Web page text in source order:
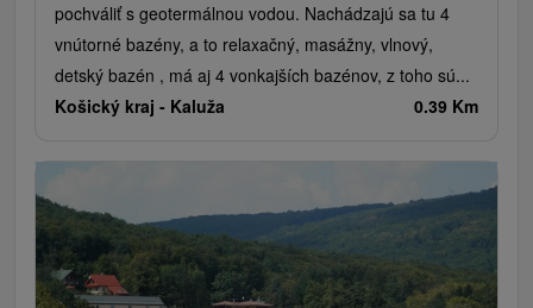
pochváliť s geotermálnou vodou. Nachádzajú sa tu 4
vnútorné bazény, a to relaxačný, masážny, vlnový,
detský bazén , má aj 4 vonkajších bazénov, z toho sú...
Košický kraj - Kaluža 0.39 Km